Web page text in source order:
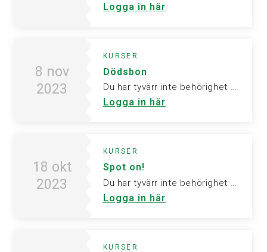
Logga in här
8 nov
2023
KURSER
Dödsbon
Du har tyvärr inte behörighet att visa denna sida. Vänligen logga in för att ta del av informationen.
Logga in här
18 okt
2023
KURSER
Spot on!
Logga in här
KURSER